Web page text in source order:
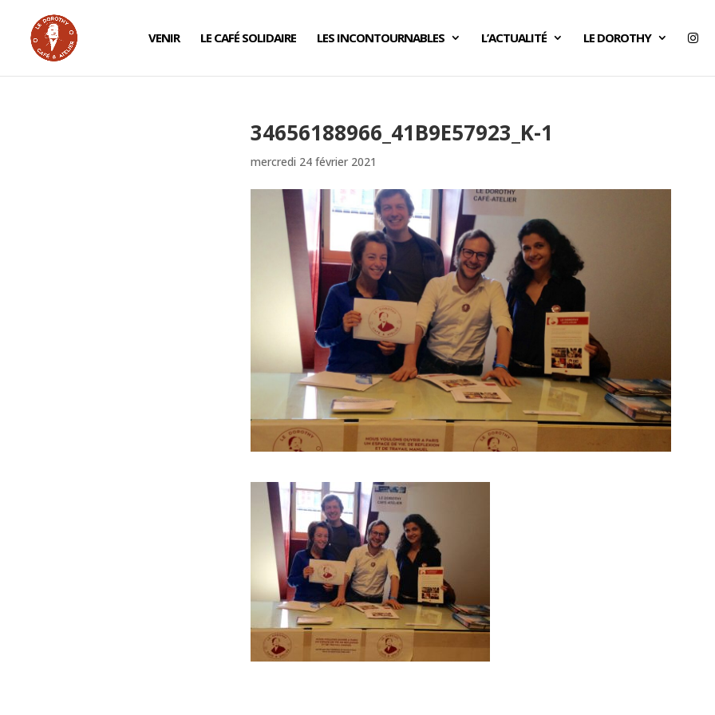
VENIR LE CAFÉ SOLIDAIRE LES INCONTOURNABLES L’ACTUALITÉ LE DOROTHY
34656188966_41B9E57923_K-1
mercredi 24 février 2021